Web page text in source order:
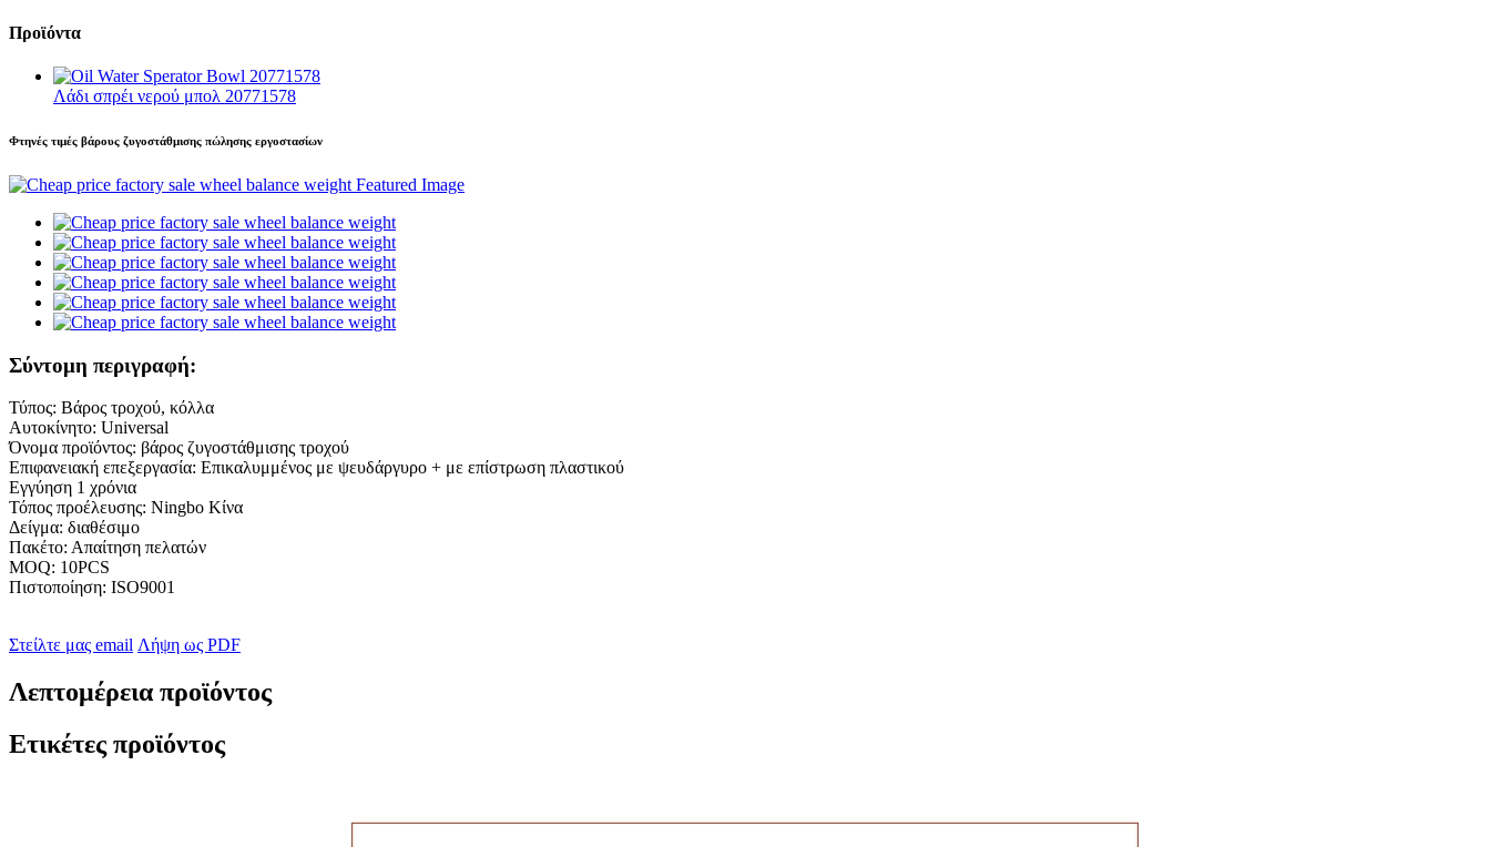
Προϊόντα
Λάδι σπρέι νερού μπολ 20771578
Φτηνές τιμές βάρους ζυγοστάθμισης πώλησης εργοστασίων
Σύντομη περιγραφή:
Τύπος: Βάρος τροχού, κόλλα
Αυτοκίνητο: Universal
Όνομα προϊόντος: βάρος ζυγοστάθμισης τροχού
Επιφανειακή επεξεργασία: Επικαλυμμένος με ψευδάργυρο + με επίστρωση πλαστικού
Εγγύηση 1 χρόνια
Τόπος προέλευσης: Ningbo Κίνα
Δείγμα: διαθέσιμο
Πακέτο: Απαίτηση πελατών
MOQ: 10PCS
Πιστοποίηση: ISO9001
Στείλτε μας email Λήψη ως PDF
Λεπτομέρεια προϊόντος
Ετικέτες προϊόντος